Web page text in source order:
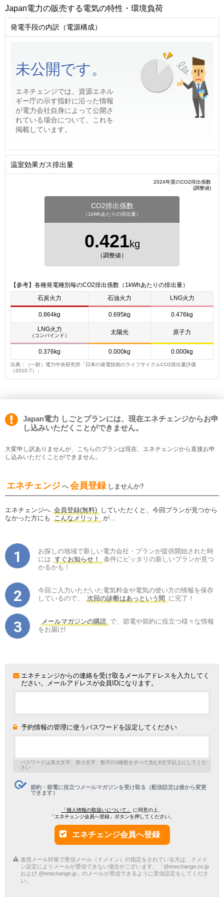
Japan電力の販売する電気の特性・環境負荷
発電手段の内訳（電源構成）
未公開です。
エネチェンジでは、資源エネル
ギー庁の示す指針に沿った情報
が電力会社自身によって公開さ
れている場合について、これを
掲載しています。
温室効果ガス排出量
2024年度のCO2排出係数
(調整値)
CO2排出係数
（1kWhあたりの排出量）
0.421kg
（調整値）
【参考】各種発電種別毎のCO2排出係数（1kWhあたりの排出量）
石炭火力
石油火力 LNG火力
0.864kg 0.695kg 0.476kg
LNG火力
（コンバインド） 太陽光 原子力
0.376kg 0.000kg 0.000kg
出典：（一財）電力中央研究所「日本の発電技術のライフサイクルCO2排出量評価
（2010.7）」
Japan電力 しごとプランには、現在エネチェンジからお申
し込みいただくことができません。
大変申し訳ありませんが、こちらのプランは現在、エネチェンジから直接お申
し込みいただくことができません。
エネチェンジ へ 会員登録 しませんか?
エネチェンジへ 会員登録(無料) していただくと、今回プランが見つから
なかった方にも
こんなメリット が…
お探しの地域で新しい電力会社・プランが提供開始された時
には すぐお知らせ！
条件にピッタリの新しいプランが見つ
かるかも！
今回ご入力いただいた電気料金や電気の使い方の情報を保存
しているので、
次回の診断はあっという間 に完了！
メールマガジンの購読 で、節電や節約に役立つ様々な情報
をお届け!
エネチェンジからの連絡を受け取るメールアドレスを入力してく
ださい。メールアドレスが会員IDになります。
予約情報の管理に使うパスワードを設定してください
パスワードは英大文字、英小文字、数字の3種類をすべて含む8文字以上にしてくだ
さい
節約・節電に役立つメールマガジンを受け取る（配信設定は後から変更
できます）
「個人情報の取扱いについて」
に同意の上、
「エネチェンジ会員へ登録」ボタンを押してください。
エネチェンジ会員へ登録
迷惑メール対策で受信メール（ドメイン）の指定をされている方は、ドメイ
ン設定によりメールが受信できない場合がございます。「@enechange.co.jp
および @enechange.jp」のメールが受信できるように受信設定をしてくださ
い。